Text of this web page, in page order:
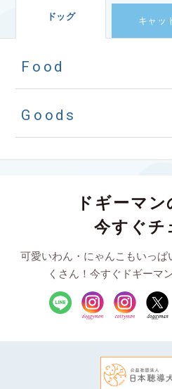
ドッグ キャッ
Food
Goods
ドギーマン
今すぐチ
可愛いわん・にゃんこもいっぱ
くさん！今すぐドギーマ